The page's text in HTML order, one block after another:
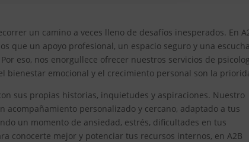
un camino a veces lleno de desafíos inesperados. En
que un apoyo profesional, un espacio seguro y una
eso, nos enorgullece ofrecer nuestros servicios de
bienestar emocional y el crecimiento personal son la
sus propias historias, inquietudes y aspiraciones. Nuestro
personalizado y cercano, adaptado a tus
un momento de ansiedad, estrés, dificultades en tus
conocerte mejor y potenciar tus recursos internos, en A2B